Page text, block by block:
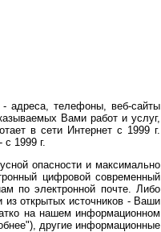
- адреса, телефоны, веб-сайты
Вами работ и услуг,
в сети Интернет с 1999 г.
1999 г.
опасности и максимально
цифровой современный
по электронной почте. Либо
из открытых источников - Ваши
на нашем информационном
другие информационные